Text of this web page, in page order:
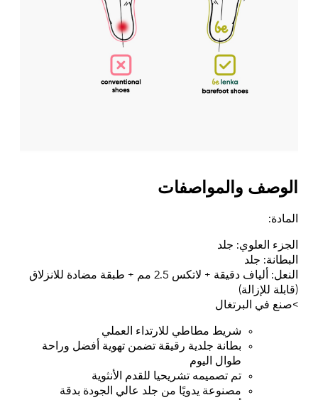
الوصف والمواصفات
المادة:
الجزء العلوي: جلد
البطانة: جلد
النعل: ألياف دقيقة + لاتكس 2.5 مم + طبقة مضادة للانزلاق
(قابلة للإزالة)
>صنع في البرتغال
شريط مطاطي للارتداء العملي
بطانة جلدية رقيقة تضمن تهوية أفضل وراحة
طوال اليوم
تم تصميمه تشريحيا للقدم الأنثوية
مصنوعة يدويًا من جلد عالي الجودة بدقة